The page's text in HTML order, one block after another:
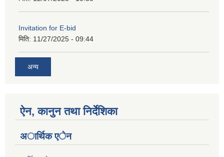
Invitation for E-bid
मिति: 11/27/2025 - 09:44
अन्य
ऐन, कानुन तथा निर्देशिका
अार्थिक एेन